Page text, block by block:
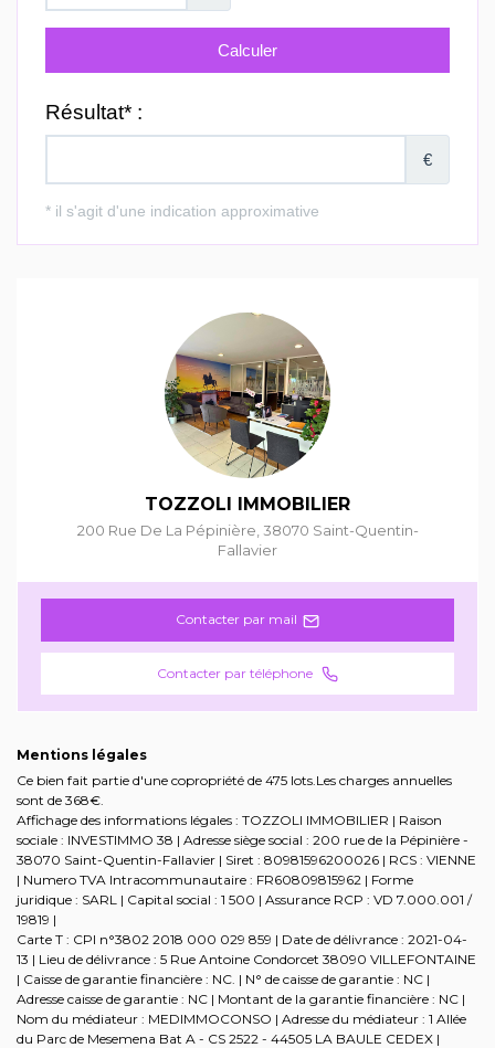
TOZZOLI IMMOBILIER
200 Rue De La Pépinière,38070 Saint-Quentin-
Fallavier
Contacter par mail
Contacter par téléphone
Mentions légales
Ce bien fait partie d'une copropriété de 475 lots.Les charges annuelles
sont de 368€.
Affichage des informations légales : TOZZOLI IMMOBILIER | Raison
sociale : INVESTIMMO 38 | Adresse siège social : 200 rue de la Pépinière -
38070 Saint-Quentin-Fallavier | Siret : 80981596200026 | RCS : VIENNE
| Numero TVA Intracommunautaire : FR60809815962 | Forme
juridique : SARL | Capital social : 1 500 | Assurance RCP : VD 7.000.001 /
19819 |
Carte T : CPI n°3802 2018 000 029 859 | Date de délivrance : 2021-04-
13 | Lieu de délivrance : 5 Rue Antoine Condorcet 38090 VILLEFONTAINE
| Caisse de garantie financière : NC. | N° de caisse de garantie : NC |
Adresse caisse de garantie : NC | Montant de la garantie financière : NC |
Nom du médiateur : MEDIMMOCONSO | Adresse du médiateur : 1 Allée
du Parc de Mesemena Bat A - CS 2522 - 44505 LA BAULE CEDEX |